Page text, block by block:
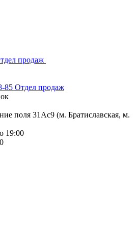
продаж
85 Отдел продаж
поля 31Ас9 (м. Братиславская, м.
19:00